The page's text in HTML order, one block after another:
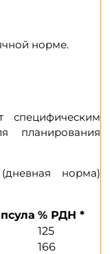
норме.
специфическим
планирования
норма)
% РДН *
125
166